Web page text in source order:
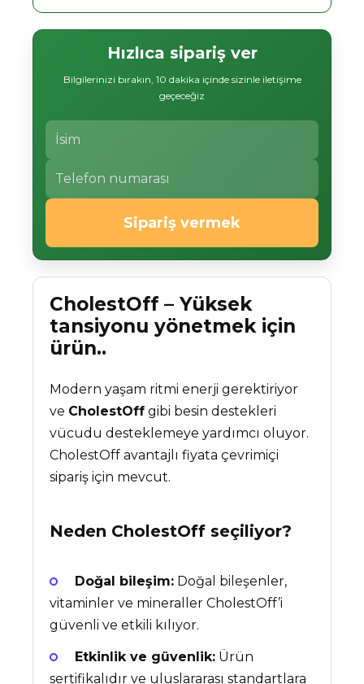
Hızlıca sipariş ver
Bilgilerinizi bırakın, 10 dakika içinde sizinle iletişime
geçeceğiz
Sipariş vermek
CholestOff – Yüksek
tansiyonu yönetmek için
ürün..
Modern yaşam ritmi enerji gerektiriyor
ve CholestOff gibi besin destekleri
vücudu desteklemeye yardımcı oluyor.
CholestOff avantajlı fiyata çevrimiçi
sipariş için mevcut.
Neden CholestOff seçiliyor?
Doğal bileşim: Doğal bileşenler,
vitaminler ve mineraller CholestOff’i
güvenli ve etkili kılıyor.
Etkinlik ve güvenlik: Ürün
sertifikalıdır ve uluslararası standartlara